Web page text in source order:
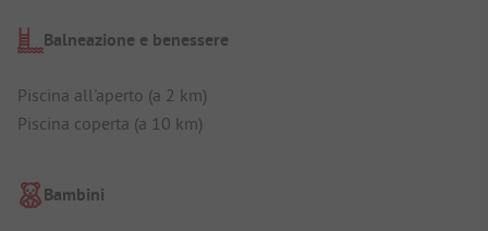
Balneazione e benessere
Piscina all'aperto (a 2 km)
Piscina coperta (a 10 km)
Bambini